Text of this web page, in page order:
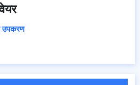
उपकरण